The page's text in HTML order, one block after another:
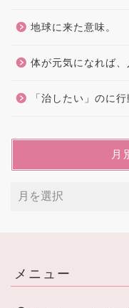
地球に来た意味。
体が元気になれば、
「治したい」のに
月
メニュー